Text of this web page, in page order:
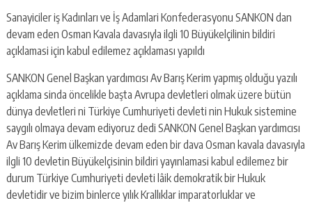
Sanayiciler iş Kadınları ve İş Adamlari Konfederasyonu SANKON dan
devam eden Osman Kavala davasıyla ilgli 10 Büyükelçilinin bildiri
açıklamasi için kabul edilemez açıklaması yapıldı
SANKON Genel Başkan yardımcısı Av Barış Kerim yapmış olduğu yazılı
açıklama sinda öncelikle başta Avrupa devletleri olmak üzere bütün
dünya devletleri ni Türkiye Cumhuriyeti devleti nin Hukuk sistemine
saygılı olmaya devam ediyoruz dedi SANKON Genel Başkan yardımcısı
Av Barış Kerim ülkemizde devam eden bir dava Osman kavala davasıyla
ilgli 10 devletin Büyükelçisinin bildiri yayınlamasi kabul edilemez bir
durum Türkiye Cumhuriyeti devleti lâik demokratik bir Hukuk
devletidir ve bizim binlerce yılık Krallıklar imparatorluklar ve